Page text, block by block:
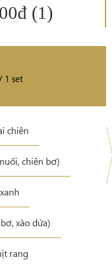
(1)
/ 1 set
chiên
chiên bơ)
xào dứa)
rang